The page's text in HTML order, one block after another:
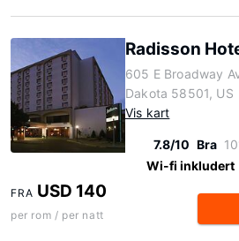
Radisson
605 E Broadway
Dakota 58501, US
Vis kart
7.8/10 Bra
Wi-fi inkludert
FRA USD 140
per rom / per natt